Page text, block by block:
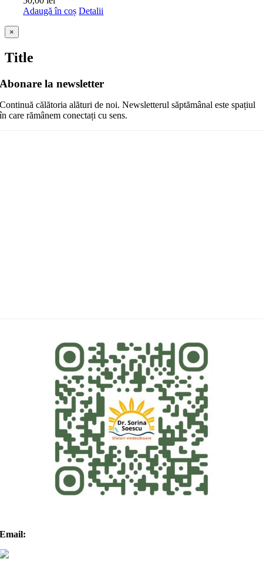
Adaugă în coș Detalii
Close
product
view
×
Title
Abonare la newsletter
Continuă călătoria alături de noi. Newsletterul săptămânal este spațiul
în care rămânem conectați cu sens.
Email: